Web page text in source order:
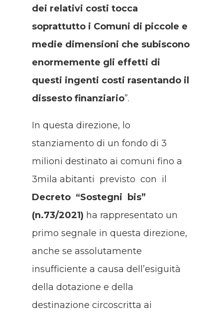
dei relativi costi tocca
soprattutto i Comuni di piccole e
medie dimensioni che subiscono
enormemente gli effetti di
questi ingenti costi rasentando il
dissesto finanziario”.
In questa direzione, lo
stanziamento di un fondo di 3
milioni destinato ai comuni fino a
3mila abitanti previsto con il
Decreto “Sostegni bis”
(n.73/2021) ha rappresentato un
primo segnale in questa direzione,
anche se assolutamente
insufficiente a causa dell’esiguità
della dotazione e della
destinazione circoscritta ai